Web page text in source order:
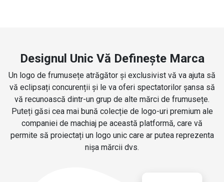
Designul Unic Vă Definește Marca
Un logo de frumusețe atrăgător și exclusivist vă va ajuta să
vă eclipsați concurenții și le va oferi spectatorilor șansa să
vă recunoască dintr-un grup de alte mărci de frumusețe.
Puteți găsi cea mai bună colecție de logo-uri premium ale
companiei de machiaj pe această platformă, care vă
permite să proiectați un logo unic care ar putea reprezenta
nișa mărcii dvs.